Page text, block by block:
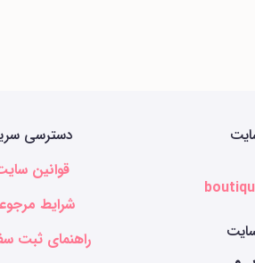
دسترسی
قوانین
شرایط
راهنمای ثبت